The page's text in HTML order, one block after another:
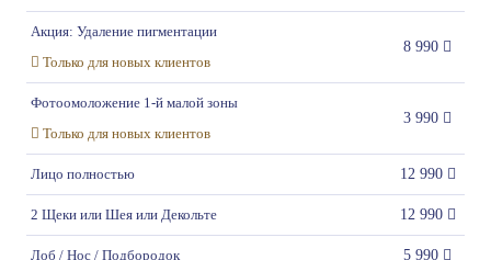
Акция: Удаление пигментации
Только для новых клиентов
8 990
Фотоомоложение 1-й малой зоны
Только для новых клиентов
3 990
Лицо полностью 12 990
2 Щеки или Шея или Декольте 12 990
Лоб / Нос / Подбородок 5 990